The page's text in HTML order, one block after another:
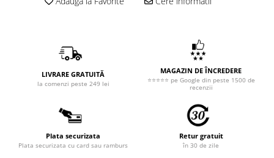
LIVRARE GRATUITĂ
la comenzi peste 249 lei
MAGAZIN DE ÎNCREDERE
⭐⭐⭐⭐⭐ pe Google din peste 1500 de
recenzii
Plata securizata
Plata securizata cu card sau ramburs
Retur gratuit
în 30 de zile